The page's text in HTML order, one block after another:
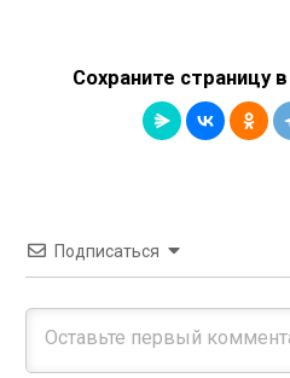
Сохраните страницу
Подписаться